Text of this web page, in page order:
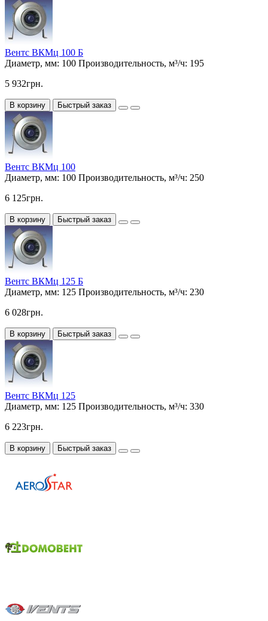
Вентс ВКМц 100 Б
Диаметр, мм: 100 Производительность, м³/ч: 195
5 932грн.
В корзину Быстрый заказ
Вентс ВКМц 100
Диаметр, мм: 100 Производительность, м³/ч: 250
6 125грн.
В корзину Быстрый заказ
Вентс ВКМц 125 Б
Диаметр, мм: 125 Производительность, м³/ч: 230
6 028грн.
В корзину Быстрый заказ
Вентс ВКМц 125
Диаметр, мм: 125 Производительность, м³/ч: 330
6 223грн.
В корзину Быстрый заказ